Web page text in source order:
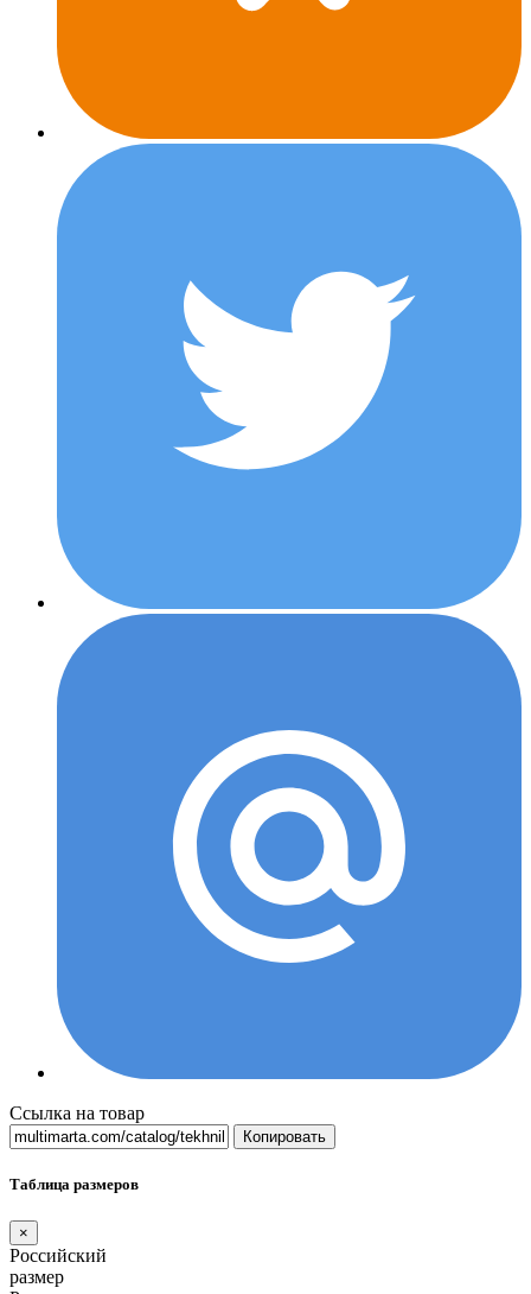
Ссылка на товар
Копировать
Таблица размеров
×
Российский
размер